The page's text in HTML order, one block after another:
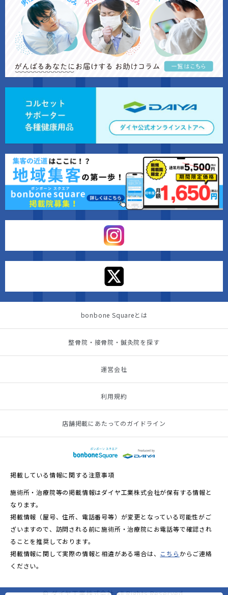
bonbone Squareとは
整骨院・接骨院・鍼灸院を探す
運営会社
利用規約
店舗掲載にあたってのガイドライン
掲載している情報に関する注意事項
施術所・治療院等の掲載情報はダイヤ工業株式会社が保有する情報と
なります。
掲載情報（屋号、住所、電話番号等）が変更となっている可能性がご
ざいますので、訪問される前に施術所・治療院にお電話等で確認され
ることを推奨しております。
掲載情報に関して実際の情報と相違がある場合は、 こちら からご連絡
ください。
© ダイヤ工業株式会社 All Rights Reserved.